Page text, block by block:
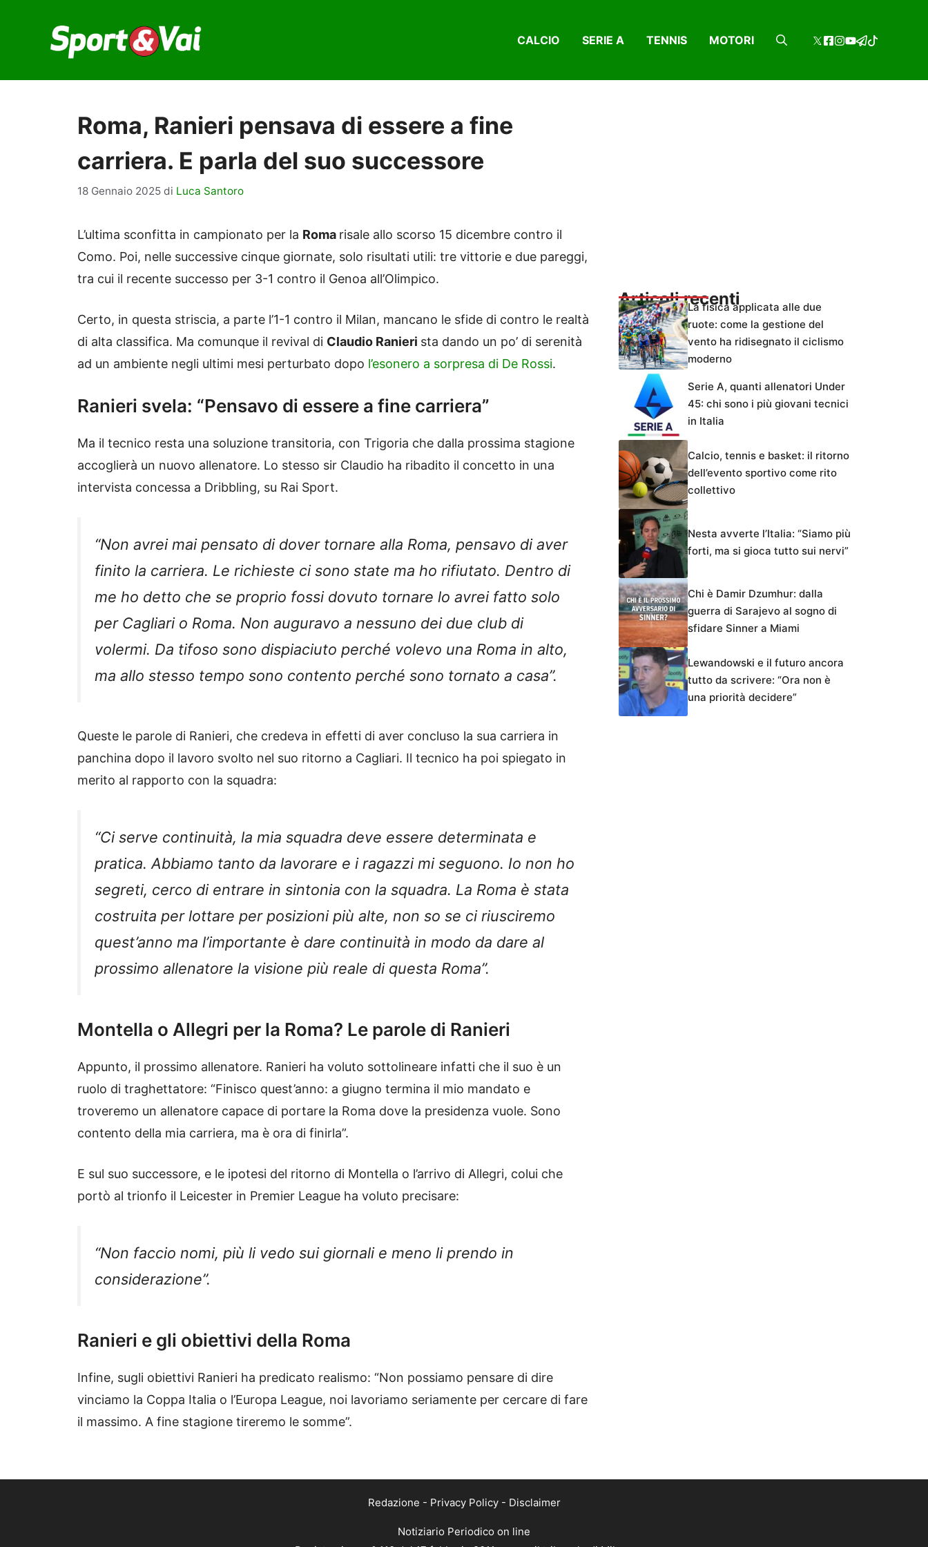
contenuto
CALCIO SERIE A TENNIS MOTORI
Roma, Ranieri pensava di essere a fine
carriera. E parla del suo successore
18 Gennaio 2025 di Luca Santoro
L’ultima sconfitta in campionato per la Roma risale allo scorso 15 dicembre contro il
Como. Poi, nelle successive cinque giornate, solo risultati utili: tre vittorie e due pareggi,
tra cui il recente successo per 3-1 contro il Genoa all’Olimpico.
Certo, in questa striscia, a parte l’1-1 contro il Milan, mancano le sfide di contro le realtà
di alta classifica. Ma comunque il revival di Claudio Ranieri sta dando un po’ di serenità
ad un ambiente negli ultimi mesi perturbato dopo l’esonero a sorpresa di De Rossi.
Ranieri svela: “Pensavo di essere a fine carriera”
Ma il tecnico resta una soluzione transitoria, con Trigoria che dalla prossima stagione
accoglierà un nuovo allenatore. Lo stesso sir Claudio ha ribadito il concetto in una
intervista concessa a Dribbling, su Rai Sport.
“Non avrei mai pensato di dover tornare alla Roma, pensavo di aver
finito la carriera. Le richieste ci sono state ma ho rifiutato. Dentro di
me ho detto che se proprio fossi dovuto tornare lo avrei fatto solo
per Cagliari o Roma. Non auguravo a nessuno dei due club di
volermi. Da tifoso sono dispiaciuto perché volevo una Roma in alto,
ma allo stesso tempo sono contento perché sono tornato a casa”.
Queste le parole di Ranieri, che credeva in effetti di aver concluso la sua carriera in
panchina dopo il lavoro svolto nel suo ritorno a Cagliari. Il tecnico ha poi spiegato in
merito al rapporto con la squadra:
“Ci serve continuità, la mia squadra deve essere determinata e
pratica. Abbiamo tanto da lavorare e i ragazzi mi seguono. Io non ho
segreti, cerco di entrare in sintonia con la squadra. La Roma è stata
costruita per lottare per posizioni più alte, non so se ci riusciremo
quest’anno ma l’importante è dare continuità in modo da dare al
prossimo allenatore la visione più reale di questa Roma”.
Montella o Allegri per la Roma? Le parole di Ranieri
Appunto, il prossimo allenatore. Ranieri ha voluto sottolineare infatti che il suo è un
ruolo di traghettatore: “Finisco quest’anno: a giugno termina il mio mandato e
troveremo un allenatore capace di portare la Roma dove la presidenza vuole. Sono
contento della mia carriera, ma è ora di finirla”.
E sul suo successore, e le ipotesi del ritorno di Montella o l’arrivo di Allegri, colui che
portò al trionfo il Leicester in Premier League ha voluto precisare:
“Non faccio nomi, più li vedo sui giornali e meno li prendo in
considerazione”.
Ranieri e gli obiettivi della Roma
Infine, sugli obiettivi Ranieri ha predicato realismo: “Non possiamo pensare di dire
vinciamo la Coppa Italia o l’Europa League, noi lavoriamo seriamente per cercare di fare
il massimo. A fine stagione tireremo le somme”.
Articoli recentiLa fisica applicata alle due
ruote: come la gestione del
vento ha ridisegnato il ciclismo
moderno
Serie A, quanti allenatori Under
45: chi sono i più giovani tecnici
in Italia
Calcio, tennis e basket: il ritorno
dell’evento sportivo come rito
collettivo
Nesta avverte l’Italia: “Siamo più
forti, ma si gioca tutto sui nervi”
Chi è Damir Dzumhur: dalla
guerra di Sarajevo al sogno di
sfidare Sinner a Miami
Lewandowski e il futuro ancora
tutto da scrivere: “Ora non è
una priorità decidere”
Redazione - Privacy Policy- Disclaimer
Notiziario Periodico on line